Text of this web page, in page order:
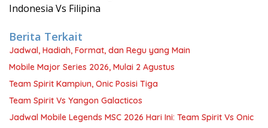
Indonesia Vs Filipina
Berita Terkait
Jadwal, Hadiah, Format, dan Regu yang Main
Mobile Major Series 2026, Mulai 2 Agustus
Team Spirit Kampiun, Onic Posisi Tiga
Team Spirit Vs Yangon Galacticos
Jadwal Mobile Legends MSC 2026 Hari Ini: Team Spirit Vs Onic